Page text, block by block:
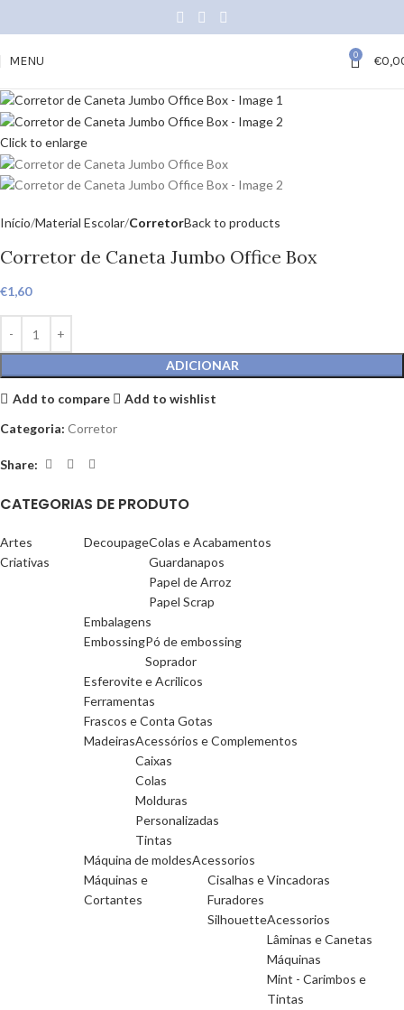
MENU 0 €
Click to enlarge
Início Material Escolar CorretorBack to products
Corretor de Caneta Jumbo Office Box
€1,60
ADICIONAR
Add to compare
Add to wishlist
Categoria: Corretor
Share:
CATEGORIAS DE PRODUTO
Artes
Criativas
DecoupageColas e Acabamentos
Guardanapos
Papel de Arroz
Papel Scrap
Embalagens
EmbossingPó de embossing
Soprador
Esferovite e Acrilicos
Ferramentas
Frascos e Conta Gotas
MadeirasAcessórios e Complementos
Caixas
Colas
Molduras
Personalizadas
Tintas
Máquina de moldesAcessorios
Máquinas e
Cortantes
Cisalhas e Vincadoras
Furadores
SilhouetteAcessorios
Lâminas e Canetas
Máquinas
Mint - Carimbos e
Tintas